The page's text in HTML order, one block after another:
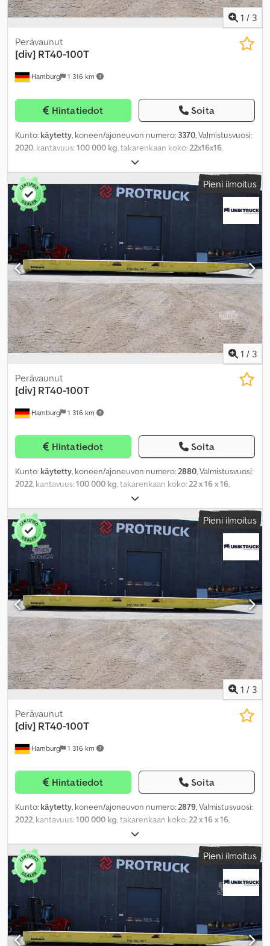
1 / 3
Hamburg 1 316 km
Perävaunut
[div] RT40-100T
Hintatiedot Soita
Kunto: käytetty, koneen/ajoneuvon numero: 3370, Valmistusvuosi:
2020, kantavuus:100 000 kg, takarenkaan koko:22x16x16,
Pieni ilmoitus
1 / 3
Hamburg 1 316 km
Perävaunut
[div] RT40-100T
Hintatiedot Soita
Kunto: käytetty, koneen/ajoneuvon numero:2880, Valmistusvuosi:
2022, kantavuus:100 000 kg, takarenkaan koko:22 x 16 x 16,
Pieni ilmoitus
1 / 3
Hamburg 1 316 km
Perävaunut
[div] RT40-100T
Hintatiedot Soita
Kunto: käytetty, koneen/ajoneuvon numero:2879, Valmistusvuosi:
2022, kantavuus:100 000 kg, takarenkaan koko:22 x 16 x 16,
Pieni ilmoitus